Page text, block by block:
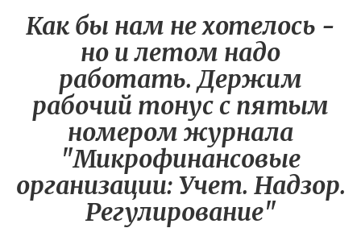
Как бы нам не хотелось -
но и летом надо
работать. Держим
рабочий тонус с пятым
номером журнала
"Микрофинансовые
организации: Учет. Надзор.
Регулирование"